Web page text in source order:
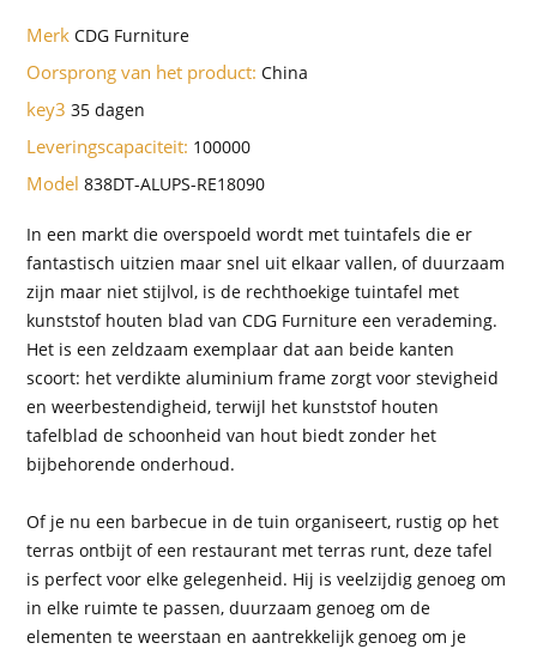
MerkCDG Furniture
Oorsprong van het product:China
key335 dagen
Leveringscapaciteit: 100000
Model838DT-ALUPS-RE18090
In een markt die overspoeld wordt met tuintafels die er
fantastisch uitzien maar snel uit elkaar vallen, of duurzaam
zijn maar niet stijlvol, is de rechthoekige tuintafel met
kunststof houten blad van CDG Furniture een verademing.
Het is een zeldzaam exemplaar dat aan beide kanten
scoort: het verdikte aluminium frame zorgt voor stevigheid
en weerbestendigheid, terwijl het kunststof houten
tafelblad de schoonheid van hout biedt zonder het
bijbehorende onderhoud.
Of je nu een barbecue in de tuin organiseert, rustig op het
terras ontbijt of een restaurant met terras runt, deze tafel
is perfect voor elke gelegenheid. Hij is veelzijdig genoeg om
in elke ruimte te passen, duurzaam genoeg om de
elementen te weerstaan en aantrekkelijk genoeg om je